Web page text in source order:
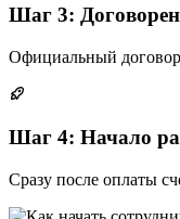
Шаг 3:
Официальный договор
Шаг 4: Начало
Сразу после оплаты